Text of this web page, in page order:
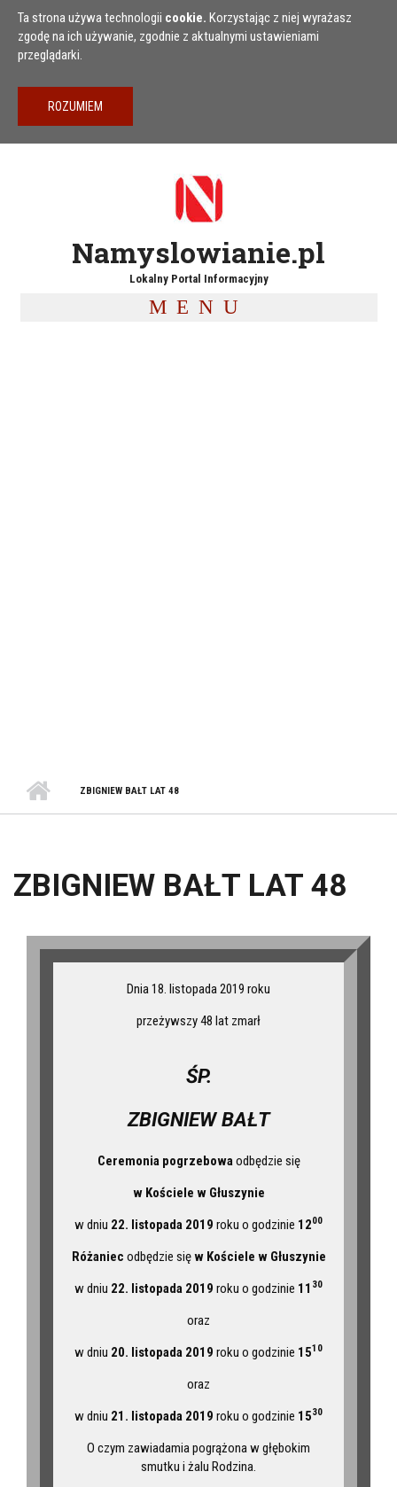
Przejdź do treści
Ta strona używa technologii cookie. Korzystając z niej wyrażasz
zgodę na ich używanie, zgodnie z aktualnymi ustawieniami
przeglądarki.
Namyslowianie.pl
Lokalny Portal Informacyjny
MENU
ZBIGNIEW BAŁT LAT 48
ZBIGNIEW BAŁT LAT 48
Dnia 18. listopada 2019 roku
przeżywszy 48 lat zmarł
ŚP.
ZBIGNIEW BAŁT
Ceremonia pogrzebowa odbędzie się
w Kościele w Głuszynie
w dniu 22. listopada 2019 roku o godzinie 1200
Różaniec odbędzie sięw Kościele w Głuszynie
w dniu 22. listopada 2019 roku o godzinie 11 30
oraz
w dniu 20. listopada 2019 roku o godzinie 1510
oraz
w dniu 21. listopada 2019 roku o godzinie 1530
O czym zawiadamia pogrążona w głębokim
smutku i żalu Rodzina.